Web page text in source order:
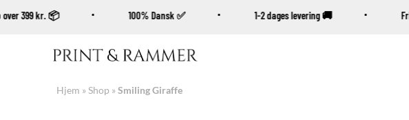
over 399 kr. 📦 100% Dansk ✅ 1-2 dages levering 🚚
Hjem »Shop »Smiling Giraffe